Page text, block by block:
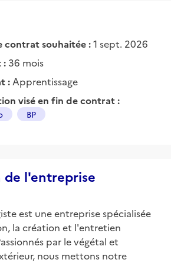
contrat souhaitée :1 sept. 2026
: 36 mois
: Apprentissage
visé en fin de contrat :
BP
de l'entreprise
est une entreprise spécialisée
la création et l'entretien
par le végétal et
nous mettons notre